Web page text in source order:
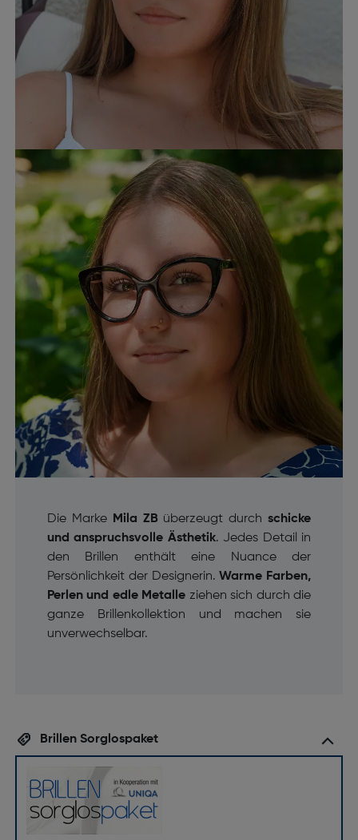
Die Marke Mila ZBüberzeugt durchschicke
und anspruchsvolle Ästhetik. Jedes Detail in
den Brillen enthält eine Nuance der
Persönlichkeit der Designerin.Warme Farben,
Perlen und edle Metalle ziehen sich durch die
ganze Brillenkollektion und machen sie
unverwechselbar.
Brillen Sorglospaket